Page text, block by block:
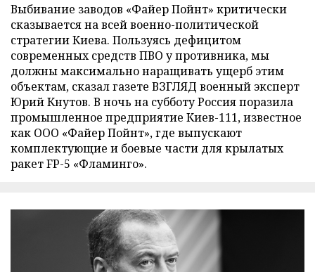
Выбивание заводов «Файер Пойнт» критически
сказывается на всей военно-политической
стратегии Киева. Пользуясь дефицитом
современных средств ПВО у противника, мы
должны максимально наращивать ущерб этим
объектам, сказал газете ВЗГЛЯД военный эксперт
Юрий Кнутов. В ночь на субботу Россия поразила
промышленное предприятие Киев-111, известное
как ООО «Файер Пойнт», где выпускают
комплектующие и боевые части для крылатых
ракет FP-5 «Фламинго».